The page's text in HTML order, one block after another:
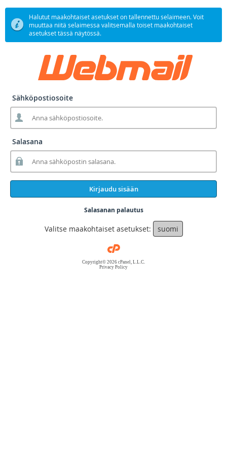
Halutut maakohtaiset asetukset on tallennettu selaimeen. Voit
muuttaa niitä selaimessa valitsemalla toiset maakohtaiset
asetukset tässä näytössä.
Sähköpostiosoite
Salasana
Kirjaudu sisään
Salasanan palautus
Valitse maakohtaiset asetukset: suomi
Copyright© 2026 cPanel, L.L.C.
Privacy Policy